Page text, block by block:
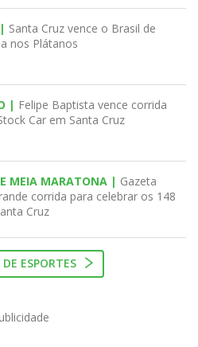
Santa Cruz vence o Brasil de
nos Plátanos
| Felipe Baptista vence corrida
Car em Santa Cruz
MEIA MARATONA | Gazeta
corrida para celebrar os 148
Cruz
ESPORTES